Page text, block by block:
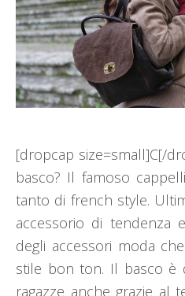
[dropcap size=small]C[/
basco? Il famoso
tanto di french style.
accessorio di tendenza
degli accessori moda
stile bon ton. Il basco è
ragazze anche grazie al